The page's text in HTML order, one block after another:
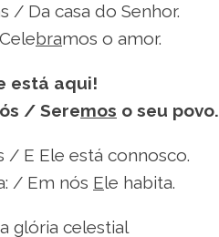
/ Da casa do Senhor.
bramos o amor.
está aqui!
/ Seremos o seu povo.
/ E Ele está connosco.
/ Em nós Ele habita.
glória celestial